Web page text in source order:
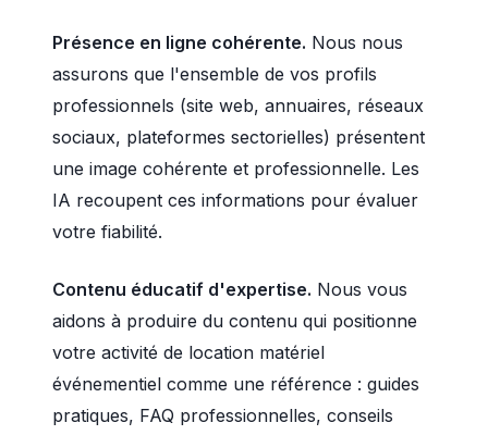
Présence en ligne cohérente. Nous nous
assurons que l'ensemble de vos profils
professionnels (site web, annuaires, réseaux
sociaux, plateformes sectorielles) présentent
une image cohérente et professionnelle. Les
IA recoupent ces informations pour évaluer
votre fiabilité.
Contenu éducatif d'expertise. Nous vous
aidons à produire du contenu qui positionne
votre activité de location matériel
événementiel comme une référence : guides
pratiques, FAQ professionnelles, conseils